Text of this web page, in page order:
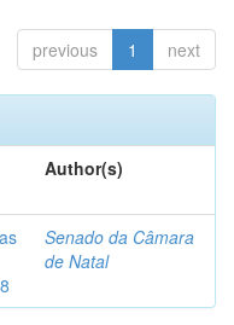
previous 1 next
Author(s)
Senado da Câmara
de Natal